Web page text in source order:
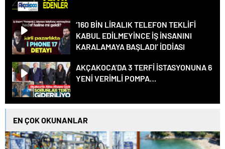
‘160 BİN LİRALIK TELEFON TEKLİFİ
KABUL EDİLMEYİNCE İŞ İNSANINI
KARALAMAYA BAŞLADI’ İDDİASI
AKÇAKOCA’DA 3 TERFİ İSTASYONUNA 6
YENİ VERİMLİ POMPA…
EN ÇOK OKUNANLAR